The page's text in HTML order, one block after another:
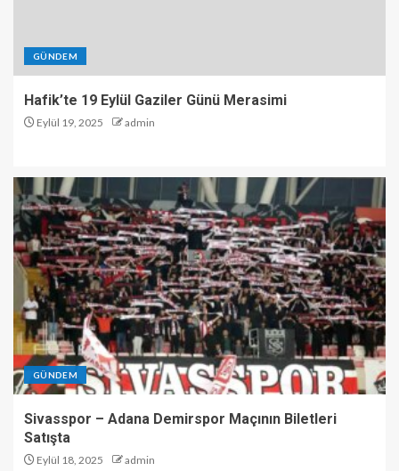
GÜNDEM
Hafik’te 19 Eylül Gaziler Günü Merasimi
Eylül 19, 2025 admin
GÜNDEM
Sivasspor – Adana Demirspor Maçının Biletleri
Satışta
Eylül 18, 2025 admin